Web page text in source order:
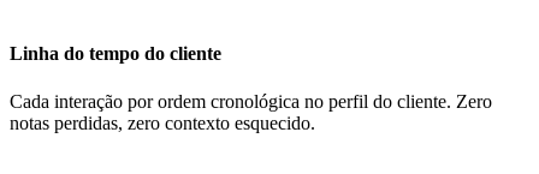
Linha do tempo do cliente
Cada interação por ordem cronológica no perfil do cliente. Zero
notas perdidas, zero contexto esquecido.